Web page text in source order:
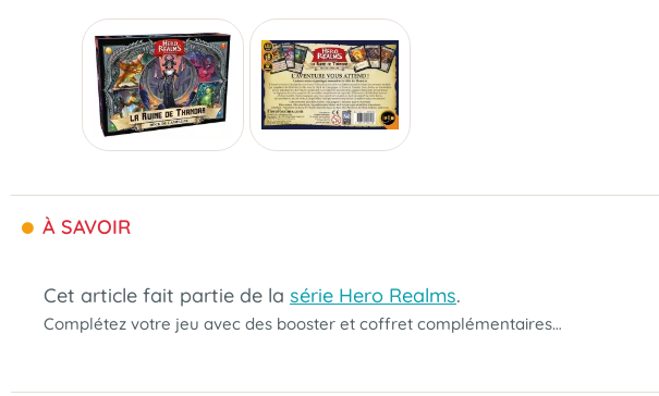
À SAVOIR
Cet article fait partie de la série Hero Realms.
Complétez votre jeu avec des booster et coffret complémentaires…